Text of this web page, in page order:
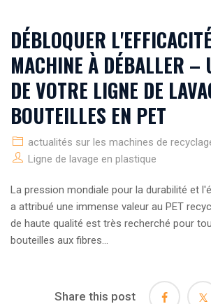
DÉBLOQUER
MACHINE À DÉBALLER –
DE VOTRE LIGNE DE
BOUTEILLES EN PET
actualités sur les machines de
Ligne de lavage en plastique
La pression mondiale pour la durabilité et
a attribué une immense valeur au PET
de haute qualité est très recherché pour
bouteilles aux fibres...
Share this post